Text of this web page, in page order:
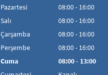
Pazartesi 08:00- 16:00
08:00'den
Salı 08:00- 16:00
08:00'den
Çarşamba 08:00- 16:00
08:00'den
Perşembe 08:00- 16:00
08:00'den
Cuma 08:00- 13:00
08:00 - 13:00 arası